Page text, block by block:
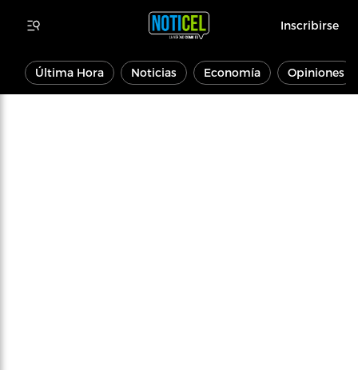
Inscribirse
Última Hora Noticias Economía Opiniones